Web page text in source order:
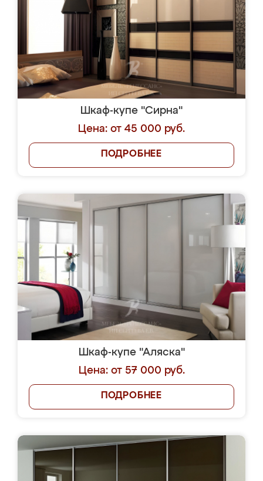
Шкаф-купе "Сирна"
Цена: от 45 000 руб.
ПОДРОБНЕЕ
Шкаф-купе "Аляска"
Цена: от 57 000 руб.
ПОДРОБНЕЕ